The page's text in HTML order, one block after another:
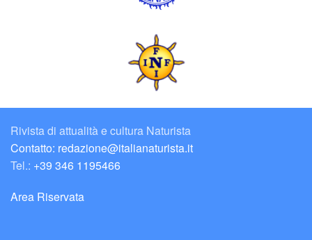
Rivista di attualità e cultura Naturista
Contatto: redazione@italianaturista.it
Tel.: +39 346 1195466
Area Riservata